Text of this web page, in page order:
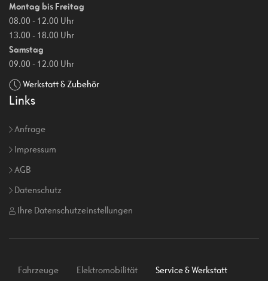
Montag bis Freitag
08.00 - 12.00 Uhr
13.00 - 18.00 Uhr
Samstag
09.00 - 12.00 Uhr
Werkstatt & Zubehör
Links
Anfrage
Impressum
AGB
Datenschutz
Ihre Datenschutzeinstellungen
Fahrzeuge Elektromobilität Service & Werkstatt